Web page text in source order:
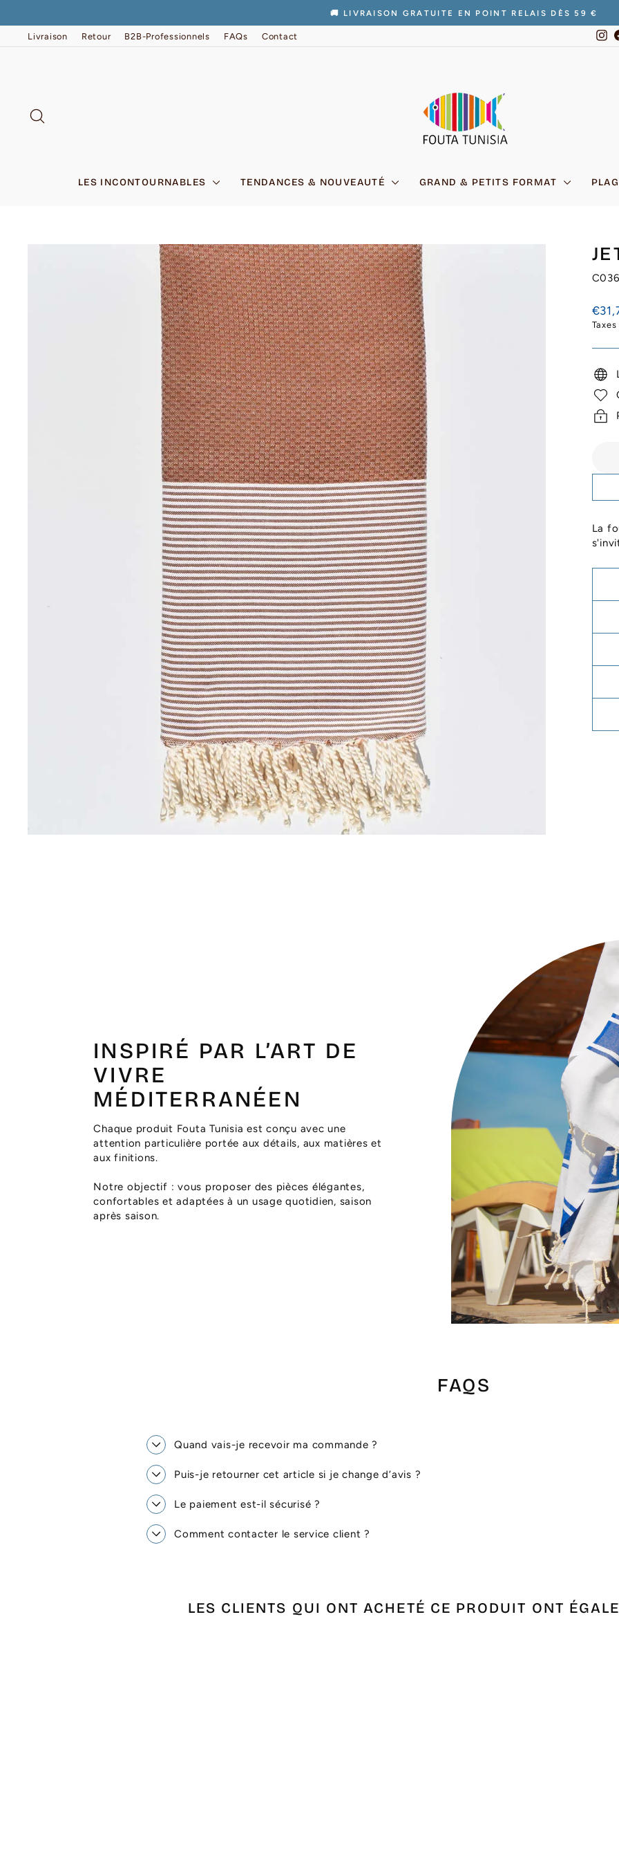
contenu
Diaporama
🚚 LIVRAISON GRATUITE EN POINT RELAIS DÈS 59 €
Livraison Retour B2B-Professionnels FAQs Contact
LES INCONTOURNABLES TENDANCES & NOUVEAUTÉ GRAND & PETITS FORMAT
C036
Prix
La
INSPIRÉ PAR L’ART DE
VIVRE
MÉDITERRANÉEN
Chaque produit Fouta Tunisia est conçu avec une
attention particulière portée aux détails, aux matières et
aux finitions.
Notre objectif : vous proposer des pièces élégantes,
confortables et adaptées à un usage quotidien, saison
après saison.
FAQS
Quand vais-je recevoir ma commande ?
Puis-je retourner cet article si je change d’avis ?
Le paiement est-il sécurisé ?
Comment contacter le service client ?
LES CLIENTS QUI ONT ACHETÉ CE PRODUIT ONT